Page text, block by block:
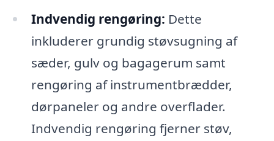
Indvendig rengøring: Dette
inkluderer grundig støvsugning af
sæder, gulv og bagagerum samt
rengøring af instrumentbrædder,
dørpaneler og andre overflader.
Indvendig rengøring fjerner støv,